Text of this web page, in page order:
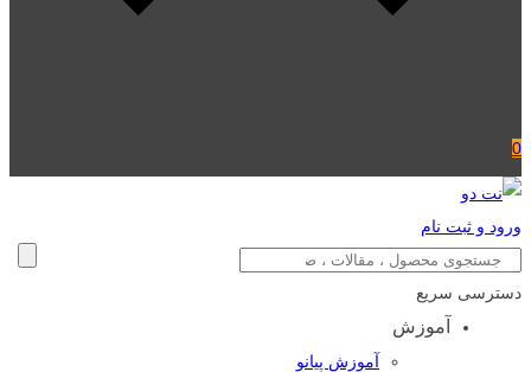
0
ورود و ثبت نام
دسترسی سریع
آموزش
آموزش پیانو